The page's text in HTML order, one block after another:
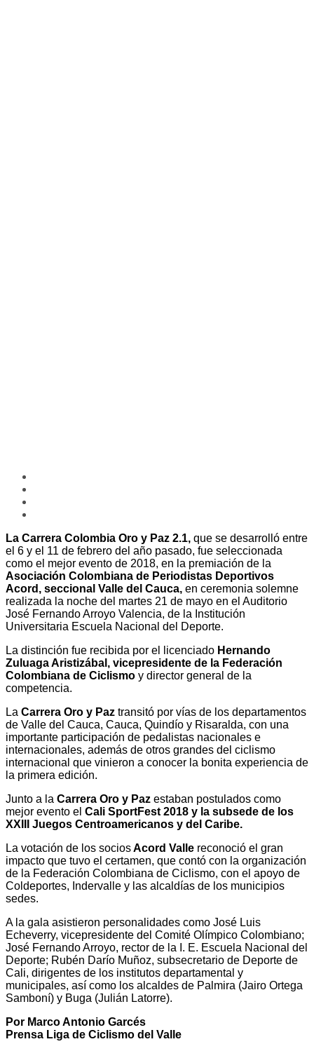
La Carrera Colombia Oro y Paz 2.1, que se desarrolló entre
el 6 y el 11 de febrero del año pasado, fue seleccionada
como el mejor evento de 2018, en la premiación de la
Asociación Colombiana de Periodistas Deportivos
Acord, seccional Valle del Cauca, en ceremonia solemne
realizada la noche del martes 21 de mayo en el Auditorio
José Fernando Arroyo Valencia, de la Institución
Universitaria Escuela Nacional del Deporte.
La distinción fue recibida por el licenciado Hernando
Zuluaga Aristizábal, vicepresidente de la Federación
Colombiana de Ciclismo y director general de la
competencia.
La Carrera Oro y Paz transitó por vías de los departamentos
de Valle del Cauca, Cauca, Quindío y Risaralda, con una
importante participación de pedalistas nacionales e
internacionales, además de otros grandes del ciclismo
internacional que vinieron a conocer la bonita experiencia de
la primera edición.
Junto a la Carrera Oro y Paz estaban postulados como
mejor evento el Cali SportFest 2018 y la subsede de los
XXIII Juegos Centroamericanos y del Caribe.
La votación de los sociosAcord Valle reconoció el gran
impacto que tuvo el certamen, que contó con la organización
de la Federación Colombiana de Ciclismo, con el apoyo de
Coldeportes, Indervalle y las alcaldías de los municipios
sedes.
A la gala asistieron personalidades como José Luis
Echeverry, vicepresidente del Comité Olímpico Colombiano;
José Fernando Arroyo, rector de la I. E. Escuela Nacional del
Deporte; Rubén Darío Muñoz, subsecretario de Deporte de
Cali, dirigentes de los institutos departamental y
municipales, así como los alcaldes de Palmira (Jairo Ortega
Samboní) y Buga (Julián Latorre).
Por Marco Antonio Garcés
Prensa Liga de Ciclismo del Valle